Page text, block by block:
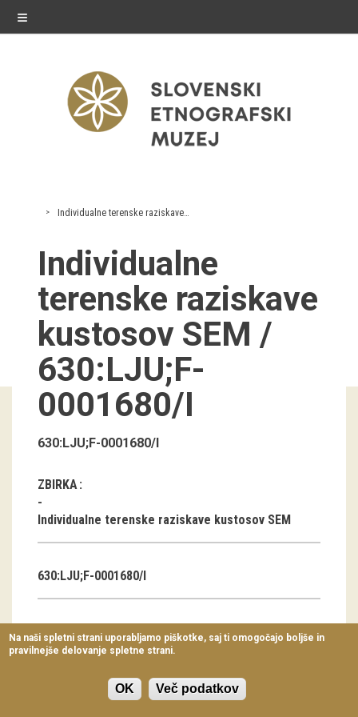
≡
razstave
Stalne razstave
Občasne razstave
Gostovanja
E-razstave
Virtualni sprehodi
Razstavni projekti
Napovednik
Arhiv razstav
dogodki
Prireditve
Predavanja
Delavnice
Vodeni ogledi
Individualne terenske raziskave kustosov SEM
Individualne
terenske raziskave
kustosov SEM /
630:LJU;F-
0001680/I
630:LJU;F-0001680/I
ZBIRKA
Individualne terenske raziskave kustosov SEM
630:LJU;F-0001680/I
AVTOR
Na naši spletni strani uporabljamo piškotke, saj ti omogočajo boljše in
pravilnejše delovanje spletne strani.
OK Več podatkov